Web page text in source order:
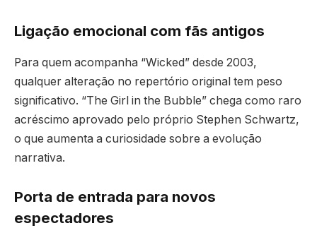
Ligação emocional com fãs antigos
Para quem acompanha “Wicked” desde 2003,
qualquer alteração no repertório original tem peso
significativo. “The Girl in the Bubble” chega como raro
acréscimo aprovado pelo próprio Stephen Schwartz,
o que aumenta a curiosidade sobre a evolução
narrativa.
Porta de entrada para novos
espectadores